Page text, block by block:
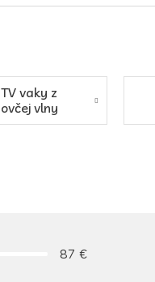
TV vaky z
ovčej vlny
87 €